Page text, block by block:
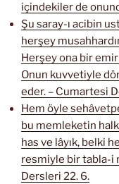
içindekiler de
Şu saray-ı acibin
herşey
Herşey ona bir
Onun kuvvetiyle
eder. – Cumartesi
Hem öyle
bu memleketin
has ve lâyık, belki
resmiyle bir tabla-i
Dersleri 22. 6.